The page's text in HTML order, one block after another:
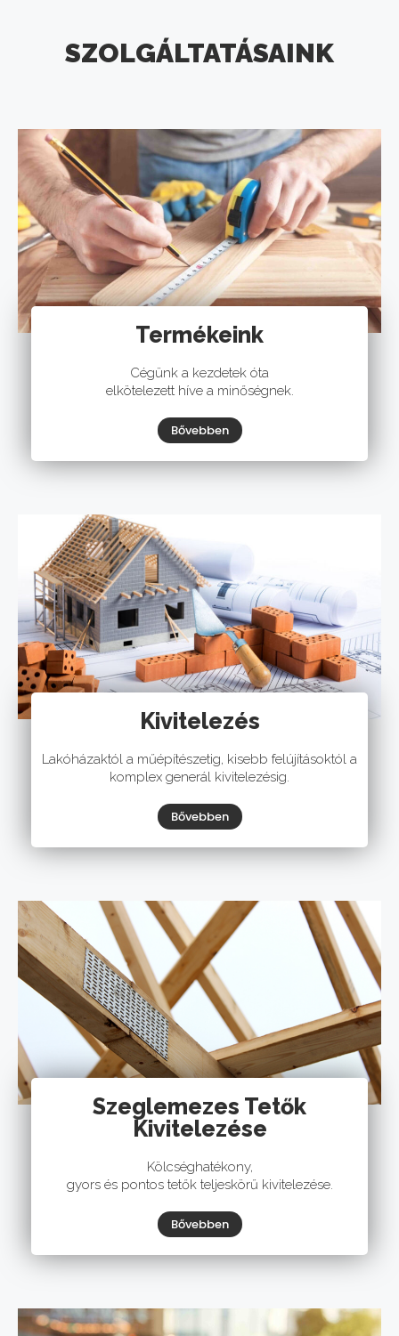
SZOLGÁLTATÁSAINK
Termékeink
Cégünk a kezdetek óta
elkötelezett híve a minőségnek.
Bővebben
Kivitelezés
Lakóházaktól a műépítészetig, kisebb felújításoktól a
komplex generál kivitelezésig.
Bővebben
Szeglemezes Tetők
Kivitelezése
Kölcséghatékony,
gyors és pontos tetők teljeskörű kivitelezése.
Bővebben